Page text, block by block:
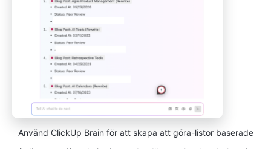
Använd ClickUp Brain för att skapa att göra-listor baserade